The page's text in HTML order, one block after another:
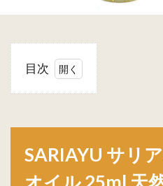
目次
アオイル
25ml 天
然ハーブ
SARIAYU サリ